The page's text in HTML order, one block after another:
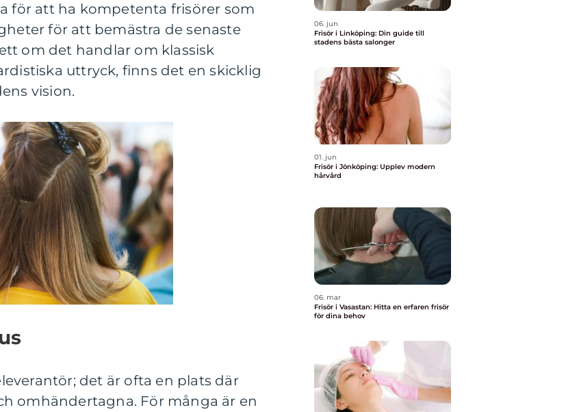
för att ha kompetenta frisörer som
för att bemästra de senaste
om det handlar om klassisk
uttryck, finns det en skicklig
vision.
det är ofta en plats där
omhändertagna. För många är en
06. jun
Frisör i Linköping: Din guide till
stadens bästa salonger
01. jun
Frisör i Jönköping: Upplev modern
hårvård
06. mar
Frisör i Vasastan: Hitta en erfaren frisör
för dina behov